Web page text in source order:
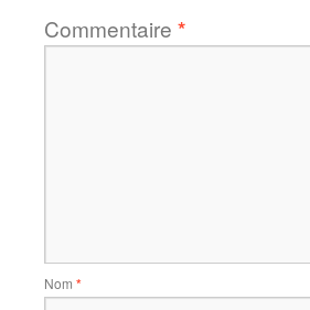
Commentaire *
Nom *